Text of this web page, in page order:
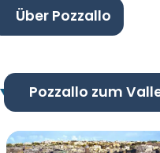
Über Pozzallo
Pozzallo zum